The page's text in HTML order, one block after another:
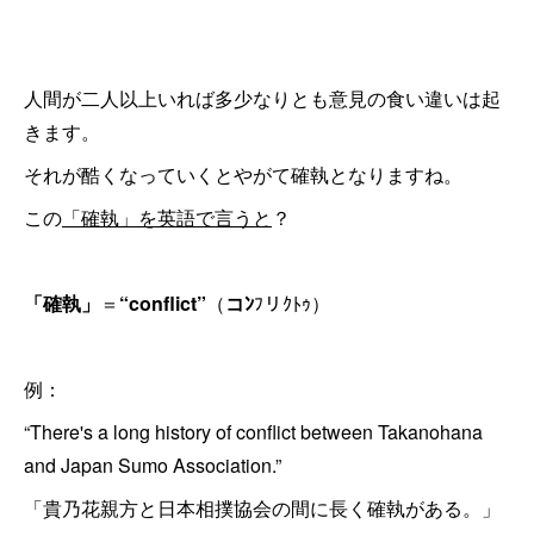
人間が二人以上いれば多少なりとも意見の食い違いは起
きます。
それが酷くなっていくとやがて確執となりますね。
この 「確執」を英語で言うと ？
「確執」 ＝ “conflict” （コﾝﾌリｸﾄｩ）
例：
“There's a long history of conflict between Takanohana
and Japan Sumo Association.”
「貴乃花親方と日本相撲協会の間に長く確執がある。」